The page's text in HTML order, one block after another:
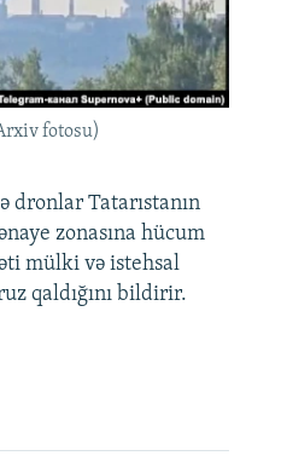
fotosu)
dronlar Tatarıstanın
zonasına hücum
mülki və istehsal
qaldığını bildirir.